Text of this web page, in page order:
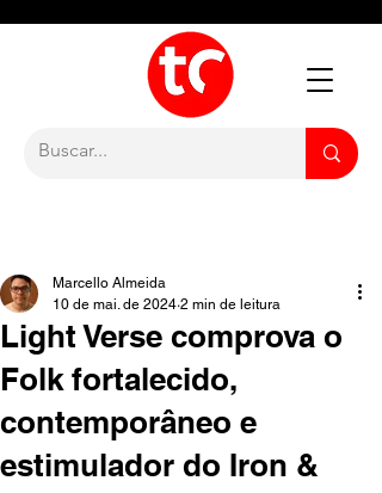
Light Verse comprova o
Folk fortalecido,
contemporâneo e
estimulador do Iron &
Marcello Almeida
10 de mai. de 2024 2 min de leitura